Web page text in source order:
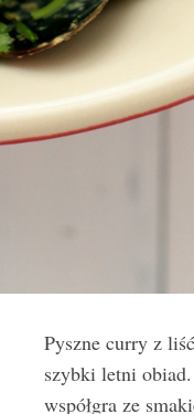
Pyszne curry z
szybki letni
współgra ze